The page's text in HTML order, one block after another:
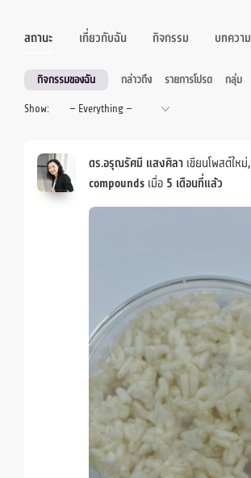
สถานะ เกี่ยวกับฉัน กิจกรรม บทความ
กิจกรรมของฉัน กล่าวถึง รายการโปรด
กลุ่ม
Show:
ดร.อรุณรัศมี แสงศิลา เขียนโพสต์ใหม่,
compounds เมื่อ 5 เดือนที่แล้ว